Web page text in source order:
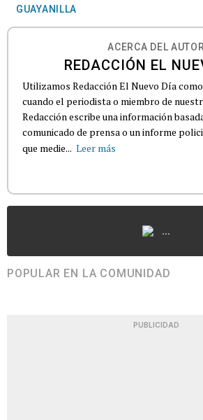
GUAYANILLA
ACERCA DEL
REDACCIÓN EL
Utilizamos Redacción El Nuevo Día
cuando el periodista o miembro de
Redacción escribe una información
comunicado de prensa o un informe
que medie... Leer más
...
POPULAR EN LA COMUNIDAD
PUBLICIDAD